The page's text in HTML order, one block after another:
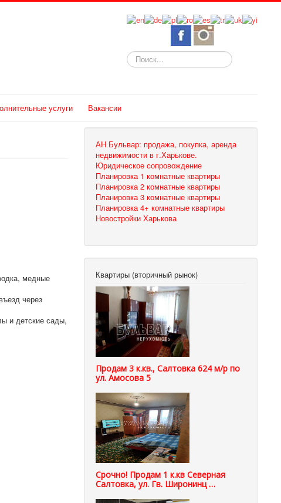
Искать...
услуги Вакансии
медные
через
и детские сады,
АН Бульвар: продажа, покупка, аренда
недвижимости в г.Харькове.
Юридическое сопровождение
Планировка 1 комнатные квартиры
Планировка 2 комнатные квартиры
Планировка 3 комнатные квартиры
Планировка 4+ комнатные квартиры
Новостройки Харькова
Квартиры (вторичный рынок)
Продам 3 к.кв., Салтовка 624 м/р по
ул. Амосова 5
Срочно! Продам 1 к.кв Северная
Салтовка, ул. Гв. Широнинц …